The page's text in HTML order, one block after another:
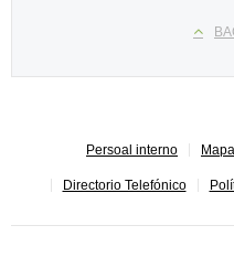
Persoal interno
Directorio Telefónico